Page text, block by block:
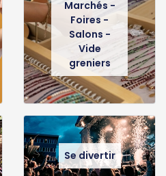
Marchés -
Foires -
Salons -
Vide
greniers
Se divertir